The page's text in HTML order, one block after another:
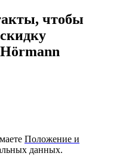
чтобы
Положение и
данных.